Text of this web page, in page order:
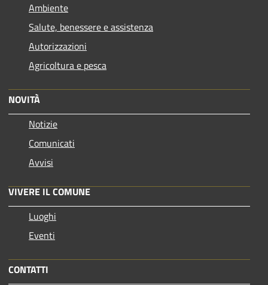
Ambiente
Salute, benessere e assistenza
Autorizzazioni
Agricoltura e pesca
NOVITÀ
Notizie
Comunicati
Avvisi
VIVERE IL COMUNE
Luoghi
Eventi
CONTATTI